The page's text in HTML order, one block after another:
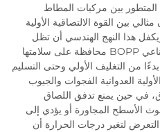
بين مركبات المطاط
بين القوة الالتصاقية الأولية
هذا النهج الهندسي أن تظل
العبوات المغلَّفة بشريط اللصق الصناعي BOPP محافظة على سلامتها
من التغليف الأولي وحتى التسليم
العدوانية الفجوات والجيوب
في حين يمنع تدفق اللصاق
الأسطح المجاورة أو يؤدي إلى
لتغير درجات الحرارة أن